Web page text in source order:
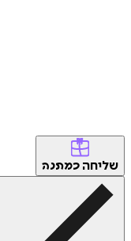
שליחה כמתנה